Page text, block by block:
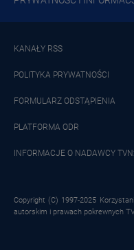
KANAŁY RSS
POLITYKA PRYWATNOŚCI
FORMULARZ ODSTĄPIENIA
PLATFORMA ODR
INFORMACJE O NADAWCY
Copyright (C) 1997-2025
autorskim i prawach pokrewnych